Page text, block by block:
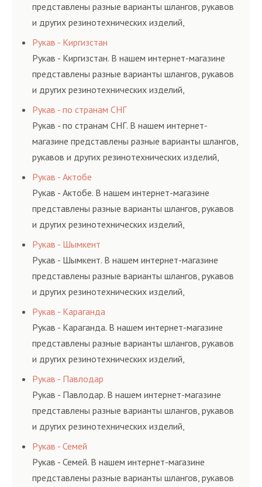
представлены разные варианты шлангов, рукавов
и других резинотехнических изделий,
соответствующих ГОСТам, техническим условиям
и нормативам.
Рукав - Киргизстан
Рукав - Киргизстан. В нашем интернет-магазине
представлены разные варианты шлангов, рукавов
и других резинотехнических изделий,
соответствующих ГОСТам, техническим условиям
и нормативам.
Рукав - по странам СНГ
Рукав - по странам СНГ. В нашем интернет-
магазине представлены разные варианты шлангов,
рукавов и других резинотехнических изделий,
соответствующих ГОСТам, техническим условиям
и нормативам.
Рукав - Актобе
Рукав - Актобе. В нашем интернет-магазине
представлены разные варианты шлангов, рукавов
и других резинотехнических изделий,
соответствующих ГОСТам, техническим условиям
и нормативам.
Рукав - Шымкент
Рукав - Шымкент. В нашем интернет-магазине
представлены разные варианты шлангов, рукавов
и других резинотехнических изделий,
соответствующих ГОСТам, техническим условиям
и нормативам.
Рукав - Караганда
Рукав - Караганда. В нашем интернет-магазине
представлены разные варианты шлангов, рукавов
и других резинотехнических изделий,
соответствующих ГОСТам, техническим условиям
и нормативам.
Рукав - Павлодар
Рукав - Павлодар. В нашем интернет-магазине
представлены разные варианты шлангов, рукавов
и других резинотехнических изделий,
соответствующих ГОСТам, техническим условиям
и нормативам.
Рукав - Семей
Рукав - Семей. В нашем интернет-магазине
представлены разные варианты шлангов, рукавов